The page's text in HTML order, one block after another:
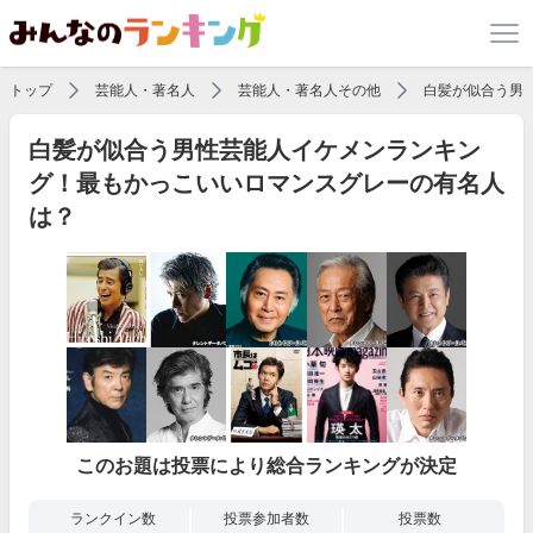
トップ 芸能人・著名人 芸能人・著名人その他 白髪が似合う男
白髪が似合う男性芸能人イケメンランキン
グ！最もかっこいいロマンスグレーの有名人
は？
このお題は投票により総合ランキングが決定
ランクイン数 投票参加者数 投票数